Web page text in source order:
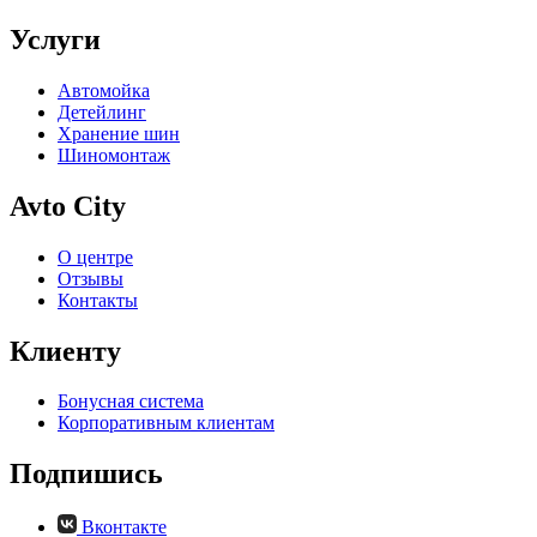
Услуги
Автомойка
Детейлинг
Хранение шин
Шиномонтаж
Avto City
О центре
Отзывы
Контакты
Клиенту
Бонусная система
Корпоративным клиентам
Подпишись
Вконтакте